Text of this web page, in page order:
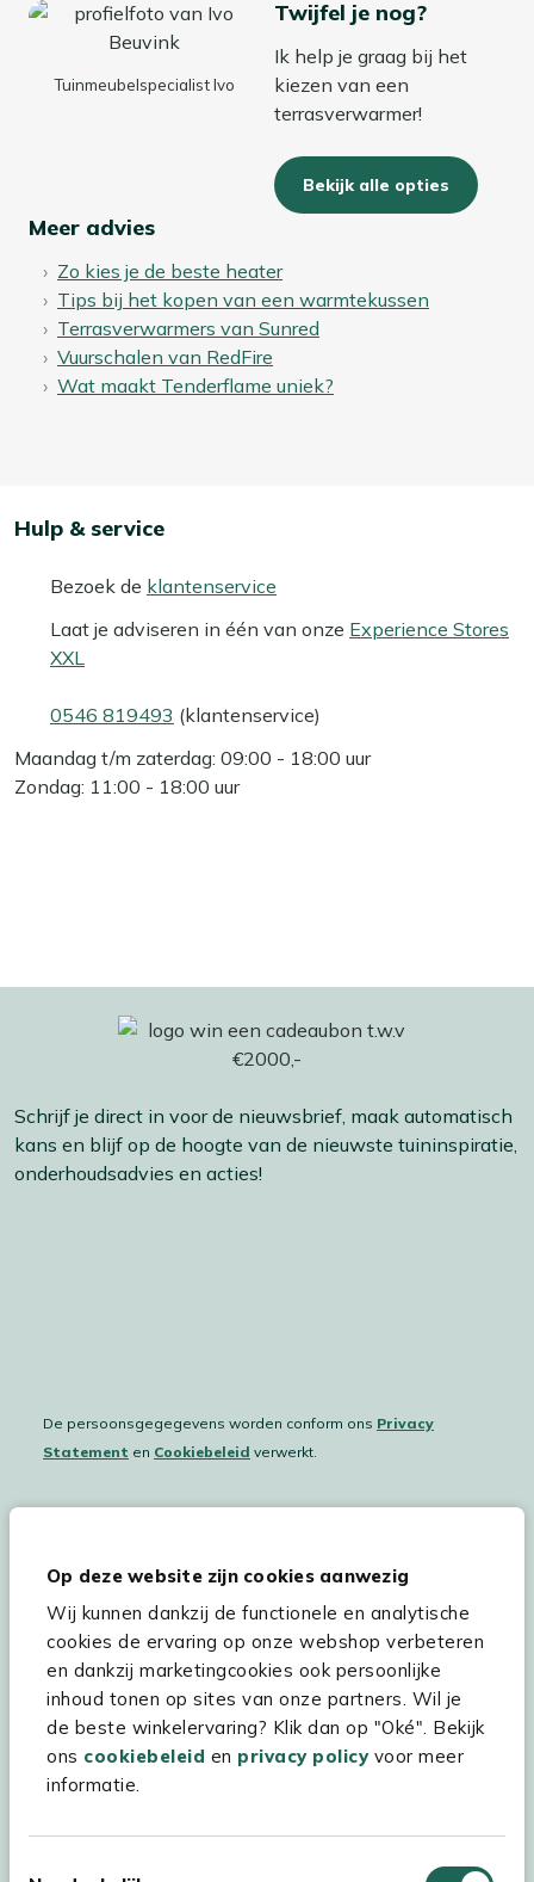
Op deze website zijn cookies aanwezig
Wij kunnen dankzij de functionele en analytische
cookies de ervaring op onze webshop verbeteren
en dankzij marketingcookies ook persoonlijke
inhoud tonen op sites van onze partners. Wil je
de beste winkelervaring? Klik dan op "Oké". Bekijk
ons cookiebeleid en privacy policyvoor meer
informatie.
Tuinmeubelspecialist Ivo
Twijfel je nog?
Ik help je graag bij het
kiezen van een
terrasverwarmer!
Bekijk alle opties
Meer advies
Zo kies je de beste heater
Tips bij het kopen van een warmtekussen
Terrasverwarmers van Sunred
Vuurschalen van RedFire
Wat maakt Tenderflame uniek?
Hulp & service
Bezoek de klantenservice
Laat je adviseren in één van onze Experience Stores
XXL
0546 819493 (klantenservice)
Maandag t/m zaterdag: 09:00 - 18:00 uur
Zondag: 11:00 - 18:00 uur
Schrijf je direct in voor de nieuwsbrief, maak automatisch
kans en blijf op de hoogte van de nieuwste tuininspiratie,
onderhoudsadvies en acties!
De persoonsgegegevens worden conform ons Privacy
Statement en Cookiebeleid verwerkt.
Hulp & service
Assortiment
Kees Smit Tuinmeubelen
Experience Stores XXL